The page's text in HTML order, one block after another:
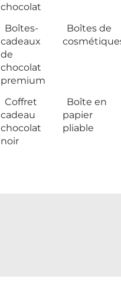
chocolat
Boîtes-
cadeaux
de
chocolat
premium
Boîtes de
Coffret
cadeau
chocolat
noir
Boîte en
papier
pliable